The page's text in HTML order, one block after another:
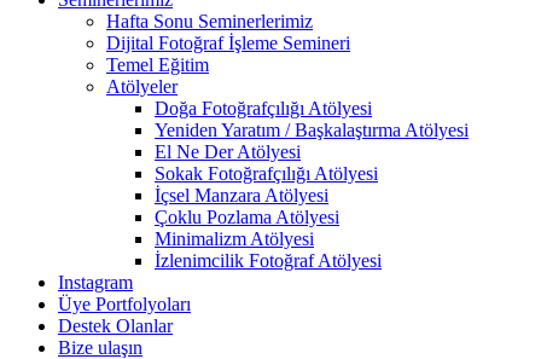
Hafta Sonu Seminerlerimiz
Dijital Fotoğraf İşleme Semineri
Temel Eğitim
Atölyeler
Doğa Fotoğrafçılığı Atölyesi
Yeniden Yaratım / Başkalaştırma Atölyesi
El Ne Der Atölyesi
Sokak Fotoğrafçılığı Atölyesi
İçsel Manzara Atölyesi
Çoklu Pozlama Atölyesi
Minimalizm Atölyesi
İzlenimcilik Fotoğraf Atölyesi
Instagram
Üye Portfolyoları
Destek Olanlar
Bize ulaşın